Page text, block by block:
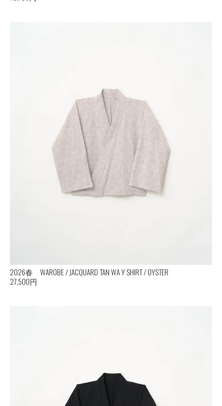
2026春 WAROBE / JACQUARD TAN WA Y SHIRT / OYSTER
27,500円